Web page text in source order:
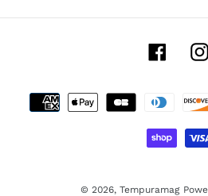
© 2026, Tempuramag